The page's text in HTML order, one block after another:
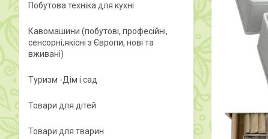
Побутова техніка для кухні
Кавомашини (побутові, професійні,
сенсорні,якісні з Європи, нові та
вживані)
Туризм -Дім і сад
Товари для дітей
Товари для тварин